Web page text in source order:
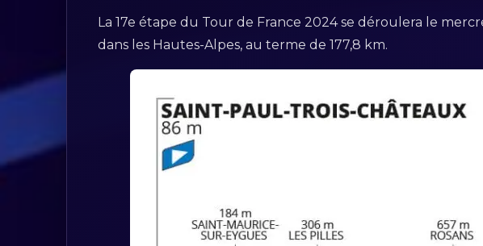
La 17e étape du Tour de France 2024 se déroulera le
dans les Hautes-Alpes, au terme de 177,8 km.